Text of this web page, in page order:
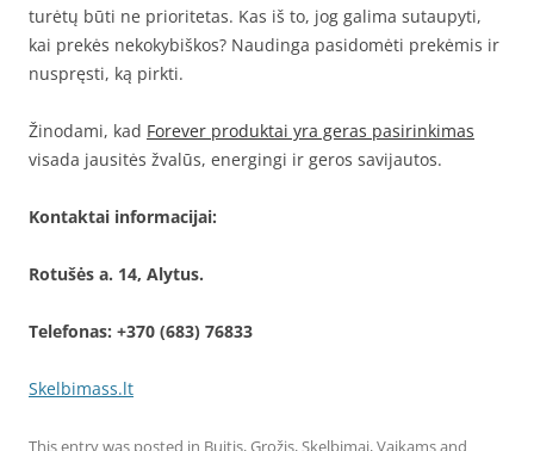
turėtų būti ne prioritetas. Kas iš to, jog galima sutaupyti,
kai prekės nekokybiškos? Naudinga pasidomėti prekėmis ir
nuspręsti, ką pirkti.
Žinodami, kad Forever produktai yra geras pasirinkimas
visada jausitės žvalūs, energingi ir geros savijautos.
Kontaktai informacijai:
Rotušės a. 14, Alytus.
Telefonas: +370 (683) 76833
Skelbimass.lt
This entry was posted in Buitis,Grožis, Skelbimai,Vaikamsand